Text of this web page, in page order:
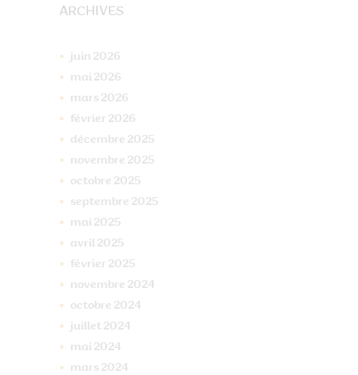
ARCHIVES
juin 2026
mai 2026
mars 2026
février 2026
décembre 2025
novembre 2025
octobre 2025
septembre 2025
mai 2025
avril 2025
février 2025
novembre 2024
octobre 2024
juillet 2024
mai 2024
mars 2024